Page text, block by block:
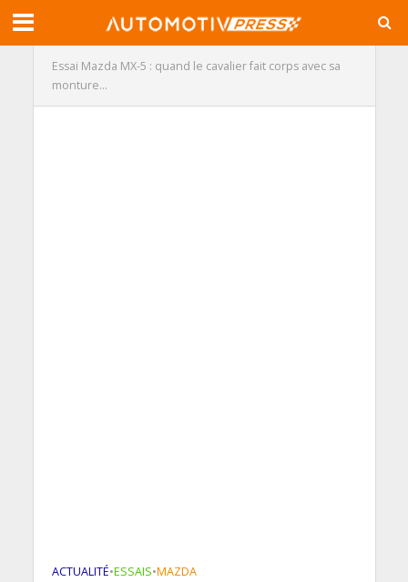
Essai Mazda MX-5 : quand le cavalier fait corps avec sa
monture…
ACTUALITÉ•ESSAIS•MAZDA